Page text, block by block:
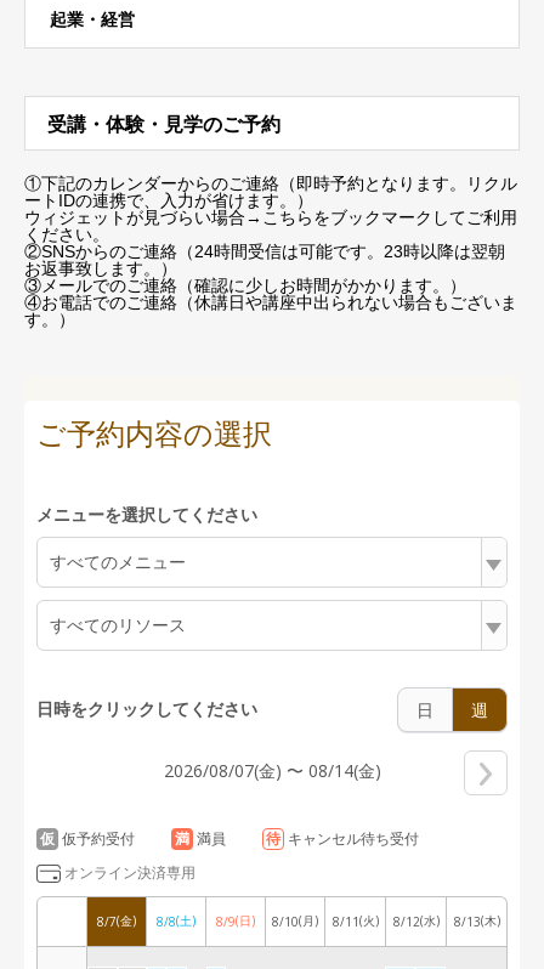
起業・経営
受講・体験・見学のご予約
①下記のカレンダーからのご連絡（即時予約となります。リクル
ートIDの連携で、入力が省けます。）
ウィジェットが見づらい場合→こちらをブックマーク してご利用
ください。
②SNSからのご連絡（24時間受信は可能です。23時以降は翌朝
お返事致します。）
③メールでのご連絡（確認に少しお時間がかかります。）
④お電話でのご連絡（休講日や講座中出られない場合もございま
す。）